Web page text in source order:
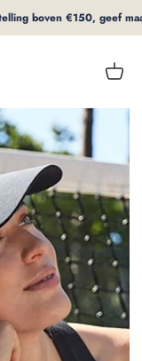
boven €150, geef